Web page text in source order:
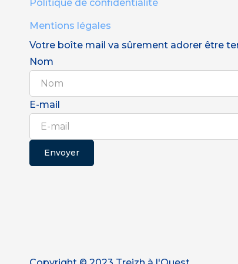
Politique de confidentialité
Mentions légales
Votre boîte mail va sûrement adorer être
Nom
E-mail
Envoyer